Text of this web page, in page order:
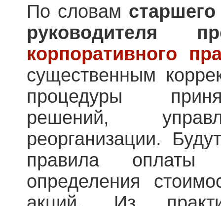
По словам
руководителя
корпоративного
существенным
процедуры
решений,
реорганизации.
правила оплаты
определения